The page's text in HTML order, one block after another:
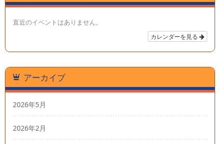
直近のイベントはありません。
カレンダーを見る
アーカイブ
2026年5月
2026年2月